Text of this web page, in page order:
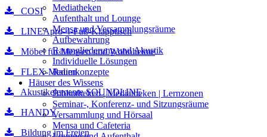
COSI
LINEApro-4-Fuß-Klapptisch
Möbel für Mensen und Wohnheime
FLEX-Medien
Akustikelemente SOUNDLINE
HANDY
Bildung im Freien
Mediatheken
Aufenthalt und Lounge
Mensa und Versammlungsräume
Aufbewahrung
Raumgliederung und Akustik
Individuelle Lösungen
Raumkonzepte
Häuser des Wissens
Bibliotheken | Mediatheken | Lernzonen
Seminar-, Konferenz- und Sitzungsräume
Versammlung und Hörsaal
Mensa und Cafeteria